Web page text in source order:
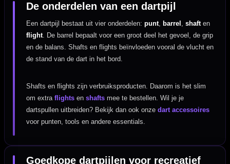
De onderdelen van een dartpijl
Een dartpijl bestaat uit vier onderdelen:punt, barrel ,shaften
flight. De barrel bepaalt voor een groot deel het gevoel, de grip
en de balans. Shafts en flights beïnvloeden vooral de vlucht en
de stand van de dart in het bord.
Shafts en flights zijn verbruiksproducten. Daarom is het slim
om extraflights enshafts mee te bestellen. Wil je je
dartspullen uitbreiden? Bekijk dan ook onzedart accessoires
voor punten, tools en andere essentials.
Goedkope dartpijlen voor recreatief